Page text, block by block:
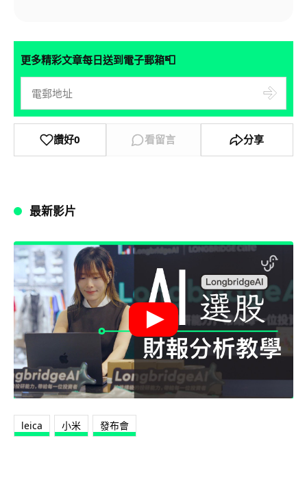
更多精彩文章每日送到電子郵箱📮
讚好0 看留言 分享
最新影片
leica 小米 發布會